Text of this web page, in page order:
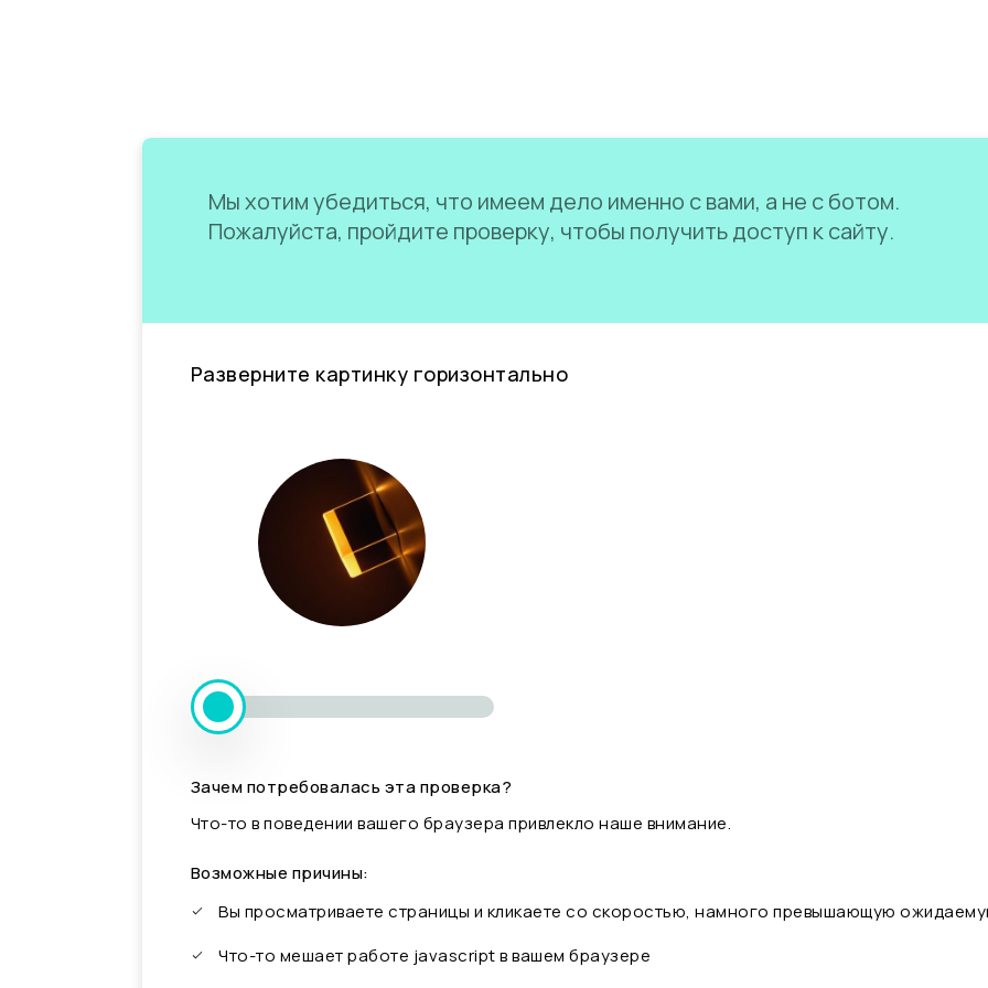
Мы хотим убедиться, что имеем дело именно с вами, а не с ботом.
Пожалуйста, пройдите проверку, чтобы получить доступ к сайту.
Разверните картинку горизонтально
Зачем потребовалась эта проверка?
Что-то в поведении вашего браузера привлекло наше внимание.
Возможные причины:
Вы просматриваете страницы и кликаете со скоростью, намного превышающую
Что-то мешает работе javascript в вашем браузере